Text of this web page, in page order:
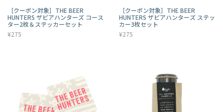
［クーポン対象］THE BEER
HUNTERS ザビアハンターズ コース
ター2枚＆ステッカーセット
¥275
［クーポン対象］THE BEER
HUNTERS ザビアハンターズ ステッ
カー3枚セット
¥275